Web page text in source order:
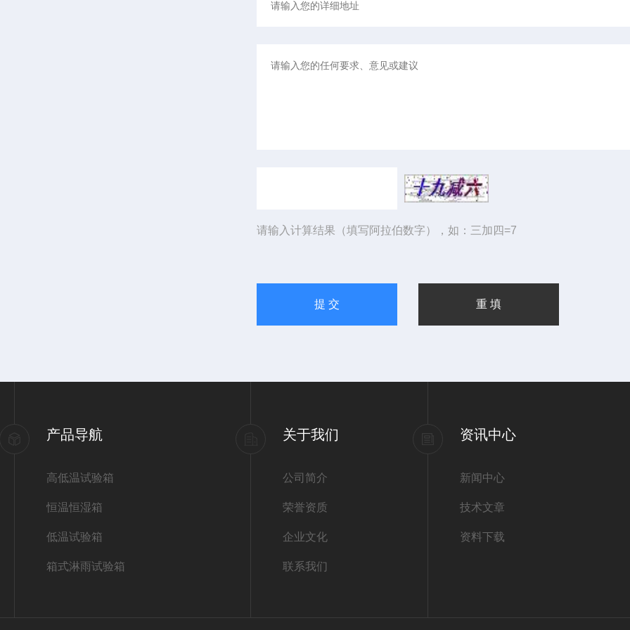
请输入计算结果（填写阿拉伯数字），如：三加四=7
产品导航
高低温试验箱
恒温恒湿箱
低温试验箱
箱式淋雨试验箱
关于我们
公司简介
荣誉资质
企业文化
联系我们
资讯中心
新闻中心
技术文章
资料下载